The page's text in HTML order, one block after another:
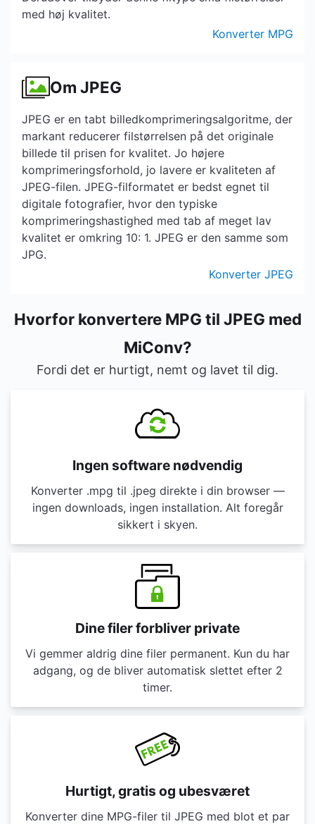
med høj kvalitet.
Konverter MPG
Om JPEG
JPEG er en tabt billedkomprimeringsalgoritme, der
markant reducerer filstørrelsen på det originale
billede til prisen for kvalitet. Jo højere
komprimeringsforhold, jo lavere er kvaliteten af ​​
JPEG-filen. JPEG-filformatet er bedst egnet til
digitale fotografier, hvor den typiske
komprimeringshastighed med tab af meget lav
kvalitet er omkring 10: 1. JPEG er den samme som
JPG.
Konverter JPEG
Hvorfor konvertere MPG til JPEG med
MiConv?
Fordi det er hurtigt, nemt og lavet til dig.
Ingen software nødvendig
Konverter .mpg til .jpeg direkte i din browser —
ingen downloads, ingen installation. Alt foregår
sikkert i skyen.
Dine filer forbliver private
Vi gemmer aldrig dine filer permanent. Kun du har
adgang, og de bliver automatisk slettet efter 2
timer.
Hurtigt, gratis og ubesværet
Konverter dine MPG-filer til JPEG med blot et par